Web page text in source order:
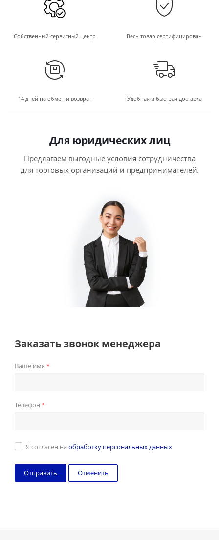
Собственный сервисный центр Весь товар сертифицирован
14 дней на обмен и возврат Удобная и быстрая доставка
Для юридических лиц
Предлагаем выгодные условия сотрудничества
для торговых организаций и предпринимателей.
Заказать звонок менеджера
Ваше имя *
Телефон *
Я согласен на обработку персональных данных
Отменить